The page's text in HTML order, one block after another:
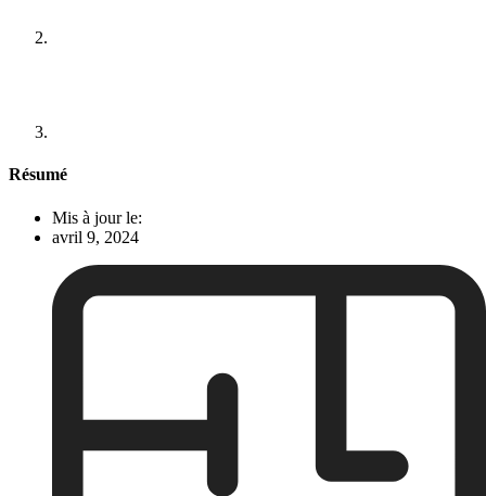
Résumé
Mis à jour le:
avril 9, 2024